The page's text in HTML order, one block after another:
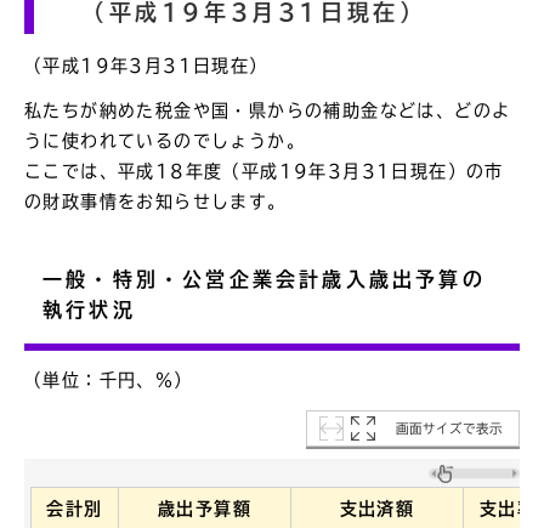
（平成19年3月31日現在）
（平成19年3月31日現在）
私たちが納めた税金や国・県からの補助金などは、どのよ
うに使われているのでしょうか。
ここでは、平成18年度（平成19年3月31日現在）の市
の財政事情をお知らせします。
一般・特別・公営企業会計歳入歳出予算の
執行状況
（単位：千円、％）
画面サイズで表示
会計別 歳出予算額 支出済額 支出率